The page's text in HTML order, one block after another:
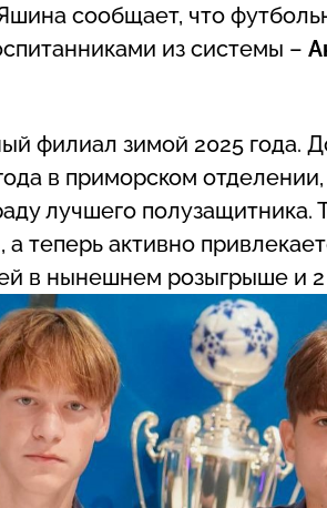
сообщает, что
из системы –
филиал зимой 2025 года.
в приморском
лучшего полузащитника.
теперь активно
в нынешнем розыгрыше и